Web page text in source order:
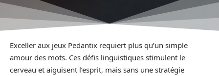
Exceller aux jeux Pedantix requiert plus qu’un simple
amour des mots. Ces défis linguistiques stimulent le
cerveau et aiguisent l’esprit, mais sans une stratégie